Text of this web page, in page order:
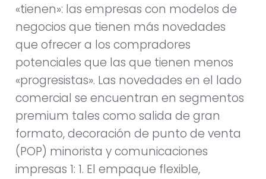
«tienen»: las empresas con modelos de
negocios que tienen más novedades
que ofrecer a los compradores
potenciales que las que tienen menos
«progresistas». Las novedades en el lado
comercial se encuentran en segmentos
premium tales como salida de gran
formato, decoración de punto de venta
(POP) minorista y comunicaciones
impresas 1: 1. El empaque flexible,